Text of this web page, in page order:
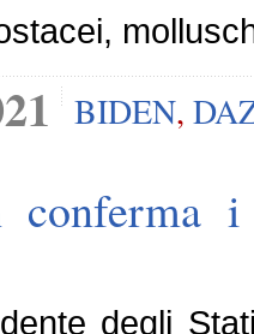
BIDEN,
degli